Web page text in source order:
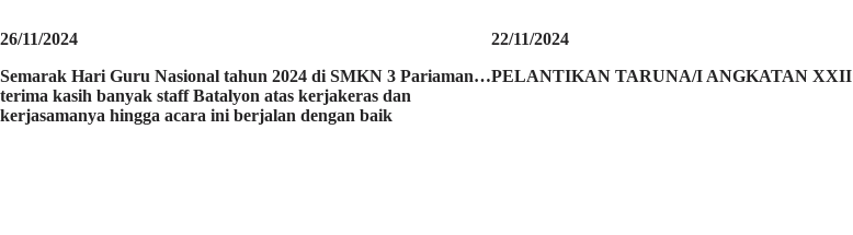
26/11/2024
Semarak Hari Guru Nasional tahun 2024 di SMKN 3 Pariaman…
terima kasih banyak staff Batalyon atas kerjakeras dan
kerjasamanya hingga acara ini berjalan dengan baik
22/11/2024
PELANTIKAN TARUNA/I ANGKATAN XXII